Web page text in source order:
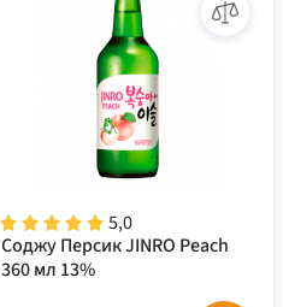
5,0
Соджу Персик JINRO Peach
360 мл 13%